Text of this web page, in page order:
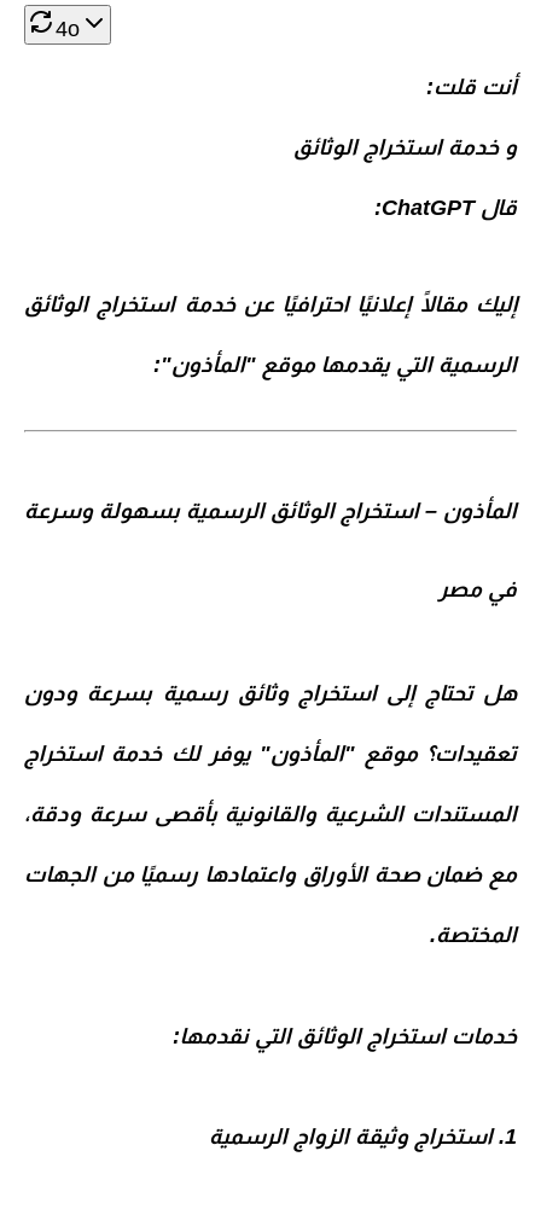
4o
أنت قلت:
و خدمة استخراج الوثائق
قال ChatGPT:
إليك مقالًا إعلانيًا احترافيًا عنخدمة استخراج الوثائق
الرسمية التي يقدمها موقع "المأذون":
المأذون – استخراج الوثائق الرسمية بسهولة وسرعة
في مصر
هل تحتاج إلىاستخراج وثائق رسمية بسرعة ودون
تعقيدات؟ موقع "المأذون" يوفر لك خدمةاستخراج
المستندات الشرعية والقانونية بأقصى سرعة ودقة،
مع ضمان صحة الأوراق واعتمادها رسميًا من الجهات
المختصة.
خدمات استخراج الوثائق التي نقدمها:
1. استخراج وثيقة الزواج الرسمية